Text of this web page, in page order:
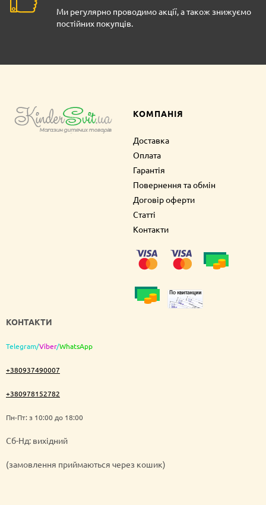
Ми регулярно проводимо акції, а також знижуємо
постійних покупців.
КОМПАНІЯ
Доставка
Оплата
Гарантія
Повернення та обмін
Договір оферти
Статті
Контакти
КОНТАКТИ
Telegram/Viber/WhatsApp
+380937490007
+380978152782
Пн-Пт: з 10:00 до 18:00
Cб-Нд: вихідний
(замовлення приймаються через кошик)